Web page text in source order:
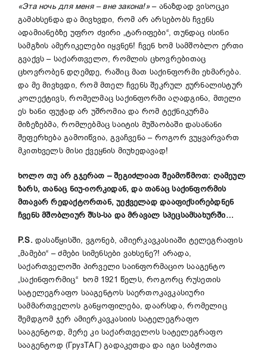
«Эта ночь для меня – вне закона!»– ანაზდად ვისოცკი
გამახსენდა და მივხვდი, რომ არ არსებობს ჩვენს
ადამიანებზე უფრო ძვირი „ტარიფები“, თუნდაც ისინი
სამგზის ამერიკელები იყვნენ! ჩვენ ხომ სამშობლო ერთი
გვაქვს – საქართველო, რომლის ცხოვრებითაც
ცხოვრობენ დღემდე, რაშიც მათ საქინფორმი ეხმარება.
და მე მივხვდი, რომ მთელ ჩვენს შეკრულ ჟურნალისტურ
კოლექტივს, რომელმაც საქინფორმი აღადგინა, მთელი
ეს ხანი ფუჭად არ უშრომია და რომ ტექნიკურმა
მიზეზებმა, რომლებმაც საიტის მუშაობაში დასანანი
შეფერხება გამოიწვია, გვაჩვენა – როგორ ვუყვარვართ
მკითხველს მისი ქვეყნის მიუხედავად!
ხოლო თუ არ გჯერათ – შეგიძლიათ შეამოწმოთ: ღამეულ
ზარს, თანაც ნიუ-იორკიდან, და თანაც საქინფორმის
მთავარ რედაქტორთან, უეჭველად დააფიქსირებდნენ
ჩვენს მშობლიურ შსს-სა და მრავალ სპეცსამსახურში…
P.S. დასაწყისში, ვგონებ, ამიერკავკასიაში ტელეგრაფის
„მამები“ – ძმები სიმენსები ვახსენე?! არადა,
საქართველოში პირველი საინფორმაციო სააგენტო
„საქინფორმიც“ ხომ 1921 წელს, როგორც რუსეთის
სატელეგრაფო სააგენტოს საერთოკავკასიური
სამმართველოს განყოფილება, დაარსდა, რომელიც
შემდგომ ჯერ ამიერკავკასიის სატელეგრაფო
სააგენტოდ, მერე კი საქართველოს სატელეგრაფო
სააგენტოდ (ГрузТАГ) გადაკეთდა და იგი საბჭოთა